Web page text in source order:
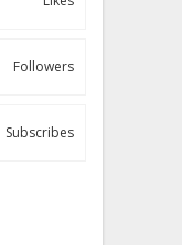
Followers
Subscribes